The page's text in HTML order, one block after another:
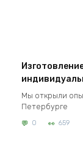
Мы открыли
Петербурге
0 659